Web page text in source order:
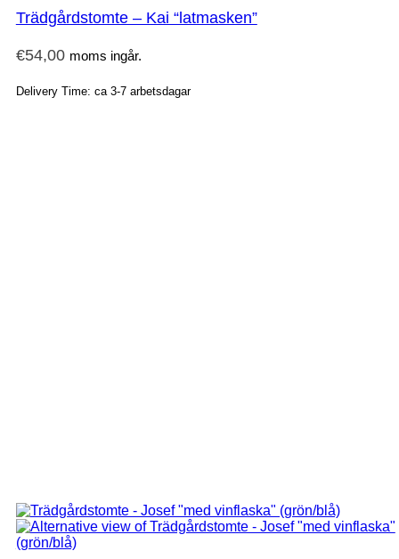
Trädgårdstomte – Kai “latmasken”
€54,00 moms ingår.
Delivery Time: ca 3-7 arbetsdagar